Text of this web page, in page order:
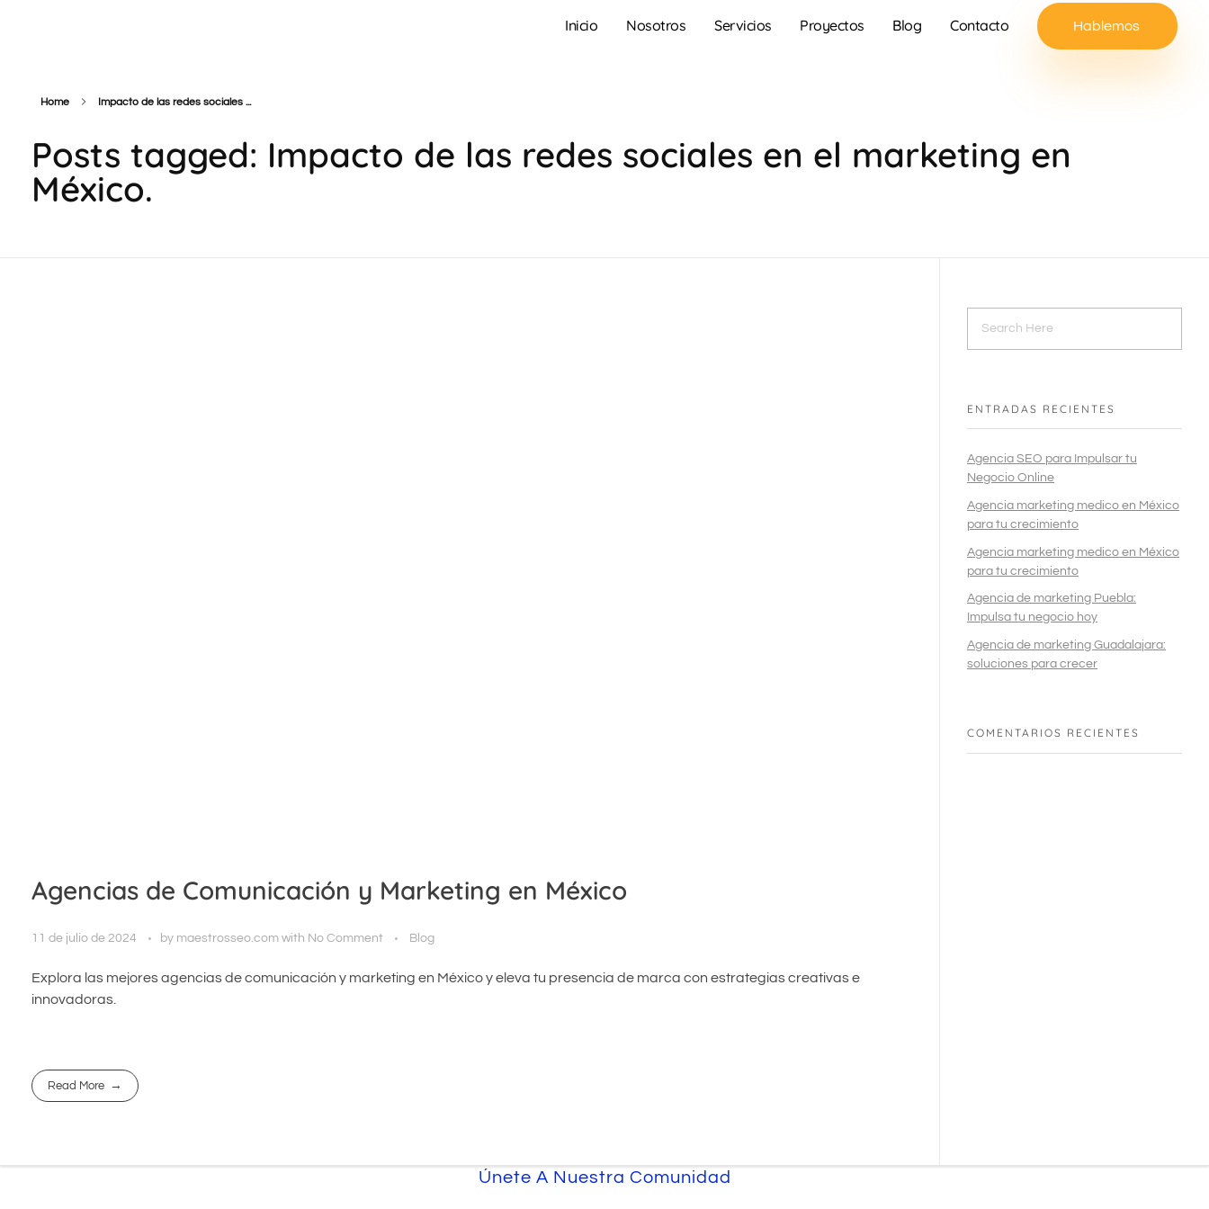
Inicio Nosotros Servicios Proyectos Blog Contacto Hablemos
Home Impacto de las redes sociales ...
Posts tagged: Impacto de las redes sociales en el marketing en
México.
Agencias de Comunicación y Marketing en México
11 de julio de 2024 by maestrosseo.com with No Comment Blog
Explora las mejores agencias de comunicación y marketing en México y eleva tu presencia de marca con estrategias creativas e
innovadoras.
Read More
ENTRADAS RECIENTES
Agencia SEO para Impulsar tu
Negocio Online
Agencia marketing medico en México
para tu crecimiento
Agencia marketing medico en México
para tu crecimiento
Agencia de marketing Puebla:
Impulsa tu negocio hoy
Agencia de marketing Guadalajara:
soluciones para crecer
COMENTARIOS RECIENTES
Únete A Nuestra Comunidad